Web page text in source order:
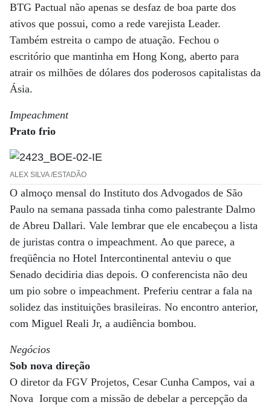
BTG Pactual não apenas se desfaz de boa parte dos
ativos que possui, como a rede varejista Leader.
Também estreita o campo de atuação. Fechou o
escritório que mantinha em Hong Kong, aberto para
atrair os milhões de dólares dos poderosos capitalistas da
Ásia.
Impeachment
Prato frio
ALEX SILVA /ESTADÃO
O almoço mensal do Instituto dos Advogados de São
Paulo na semana passada tinha como palestrante Dalmo
de Abreu Dallari. Vale lembrar que ele encabeçou a lista
de juristas contra o impeachment. Ao que parece, a
freqüência no Hotel Intercontinental anteviu o que
Senado decidiria dias depois. O conferencista não deu
um pio sobre o impeachment. Preferiu centrar a fala na
solidez das instituições brasileiras. No encontro anterior,
com Miguel Reali Jr, a audiência bombou.
Negócios
Sob nova direção
O diretor da FGV Projetos, Cesar Cunha Campos, vai a
Nova Iorque com a missão de debelar a percepção da